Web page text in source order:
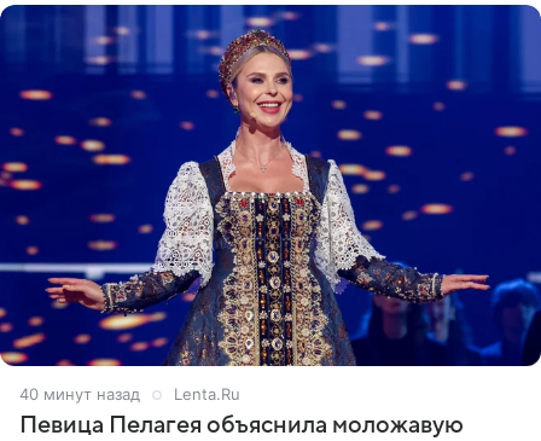
40 минут назад Lenta.Ru
Певица Пелагея объяснила моложавую